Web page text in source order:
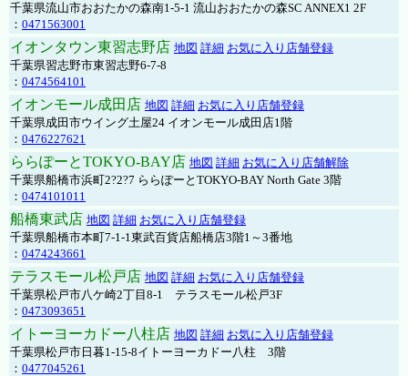
千葉県流山市おおたかの森南1-5-1 流山おおたかの森SC ANNEX1 2F
： 0471563001
イオンタウン東習志野店 地図 詳細 お気に入り店舗登録
千葉県習志野市東習志野6-7-8
： 0474564101
イオンモール成田店 地図 詳細 お気に入り店舗登録
千葉県成田市ウイング土屋24 イオンモール成田店1階
： 0476227621
ららぽーとTOKYO-BAY店 地図 詳細 お気に入り店舗解除
千葉県船橋市浜町2?2?7 ららぽーとTOKYO-BAY North Gate 3階
： 0474101011
船橋東武店 地図 詳細 お気に入り店舗登録
千葉県船橋市本町7-1-1東武百貨店船橋店3階1～3番地
： 0474243661
テラスモール松戸店 地図 詳細 お気に入り店舗登録
千葉県松戸市八ケ崎2丁目8-1 テラスモール松戸3F
： 0473093651
イトーヨーカドー八柱店 地図 詳細 お気に入り店舗登録
千葉県松戸市日暮1-15-8イトーヨーカドー八柱 3階
： 0477045261